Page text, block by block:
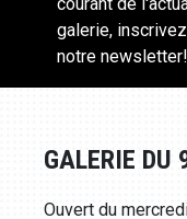
galerie,
notre newsletter!
GALERIE DU
Ouvert du